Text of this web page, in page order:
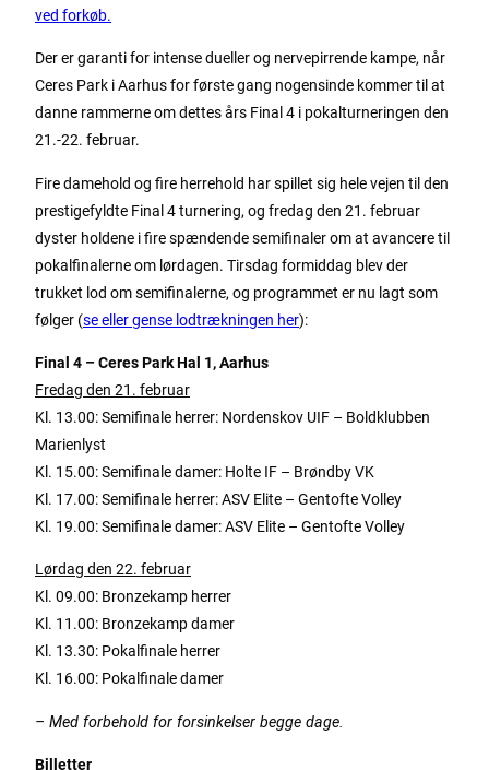
ved forkøb.
Der er garanti for intense dueller og nervepirrende kampe, når
Ceres Park i Aarhus for første gang nogensinde kommer til at
danne rammerne om dettes års Final 4 i pokalturneringen den
21.-22. februar.
Fire damehold og fire herrehold har spillet sig hele vejen til den
prestigefyldte Final 4 turnering, og fredag den 21. februar
dyster holdene i fire spændende semifinaler om at avancere til
pokalfinalerne om lørdagen. Tirsdag formiddag blev der
trukket lod om semifinalerne, og programmet er nu lagt som
følger (se eller gense lodtrækningen her):
Final 4 – Ceres Park Hal 1, Aarhus
Fredag den 21. februar
Kl. 13.00: Semifinale herrer: Nordenskov UIF – Boldklubben
Marienlyst
Kl. 15.00: Semifinale damer: Holte IF – Brøndby VK
Kl. 17.00: Semifinale herrer: ASV Elite – Gentofte Volley
Kl. 19.00: Semifinale damer: ASV Elite – Gentofte Volley
Lørdag den 22. februar
Kl. 09.00: Bronzekamp herrer
Kl. 11.00: Bronzekamp damer
Kl. 13.30: Pokalfinale herrer
Kl. 16.00: Pokalfinale damer
– Med forbehold for forsinkelser begge dage.
Billetter